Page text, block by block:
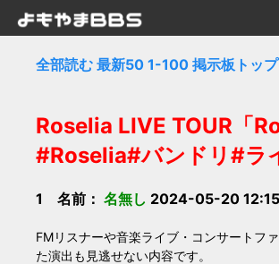
全部読む 最新50 1-100 掲示板トップ
Roselia LIVE TOUR「
#Roselia#バンドリ#ラ
1 名前： 名無し 2024-05-20
FMリスナーや音楽ライブ・コンサートフ
た演出も見逃せない内容です。